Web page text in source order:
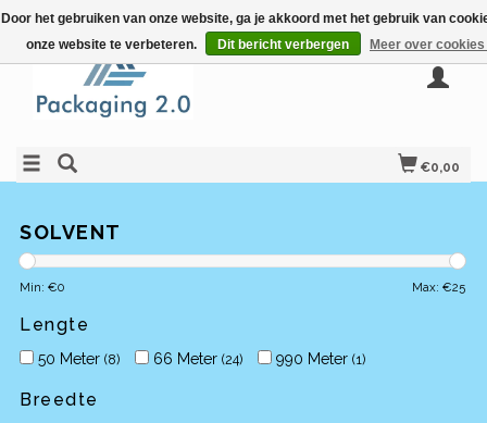
€0,00
SOLVENT
Min: €0 Max: €25
Lengte
50 Meter (8) 66 Meter (24) 990 Meter (1)
Breedte
Door het gebruiken van onze website, ga je akkoord met het gebruik van
onze website te verbeteren.
Dit bericht verbergen Meer over cookies